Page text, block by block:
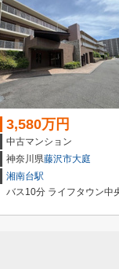
3,580万円
中古マンション
神奈川県藤沢市大庭
湘南台駅
バス10分 ライフタウン中央（神奈川県） 停歩